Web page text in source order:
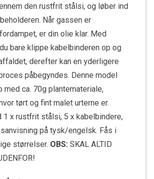
den rustfrit stålsi, og løber ind
Når gassen er
er din olie klar. Med
bare klippe kabelbinderen op og
derefter kan en yderligere
påbegyndes. Denne model
med ca. 70g plantemateriale,
tørt og fint malet urterne er.
1 x rustfrit stålsi, 5 x kabelbindere,
på tysk/engelsk. Fås i
størrelser. OBS: SKAL ALTID